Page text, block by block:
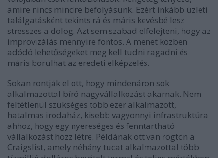
amire nincs mindre befolyásunk. Ezért inkább üzleti
találgatásként tekints rá és máris kevésbé lesz
stresszes a dolog. Azt sem szabad elfelejteni, hogy az
improvizálás mennyire fontos. A menet közben
adódó lehetőségeket meg kell tudni ragadni és
máris borulhat az eredeti elképzelés.
Sokan rontják el ott, hogy mindenáron sok
alkalmazottal bíró nagyvállalkozást akarnak. Nem
feltétlenül szükséges több ezer alkalmazott,
hatalmas irodaház, kisebb vagyonnyi infrastruktúra
ahhoz, hogy egy nyereséges és fenntartható
vállalkozást hozz létre. Példának ott van rögtön a
Craigslist, amely néhány tucat alkalmazottal több